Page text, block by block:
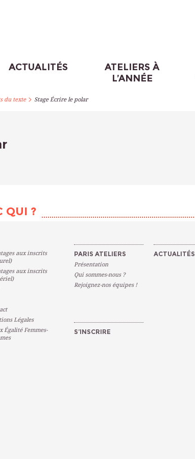
ACTUALITÉS
ATELIERS À
L’ANNÉE
du texte> Stage Écrire le polar
QUI ?
aux inscrits
aux inscrits
Légales
Égalité Femmes-
PARIS ATELIERS
Présentation
Qui sommes-nous ?
Rejoignez-nos équipes !
ACTUALITÉS
S’INSCRIRE